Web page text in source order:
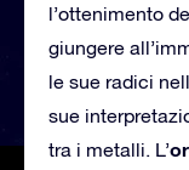
l’ottenimento
giungere
le sue radici
sue
tra i metalli. L’